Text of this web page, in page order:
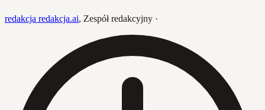
redakcja redakcja.ai, Zespół redakcyjny ·